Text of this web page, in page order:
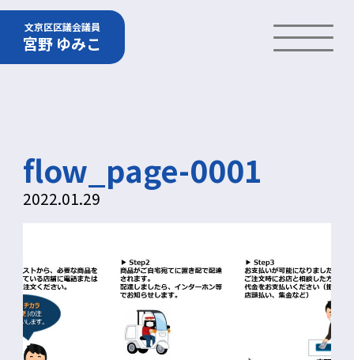
文京区区議会議員
宮野 ゆみこ
flow_page-0001
2022.01.29